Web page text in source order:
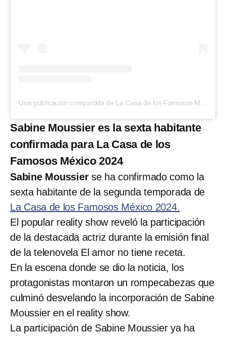
Una publicación compartida de La Casa de los Famosos México (@lacasafamososmx)
Sabine Moussier es la sexta habitante
confirmada para La Casa de los
Famosos México 2024
Sabine Moussierse ha confirmado como la
sexta habitante de la segunda temporada de
La Casa de los Famosos México 2024.
El popular reality show reveló la participación
de la destacada actriz durante la emisión final
de la telenovela El amor no tiene receta.
En la escena donde se dio la noticia, los
protagonistas montaron un rompecabezas que
culminó desvelando la incorporación de Sabine
Moussier en el reality show.
La participación de Sabine Moussier ya ha